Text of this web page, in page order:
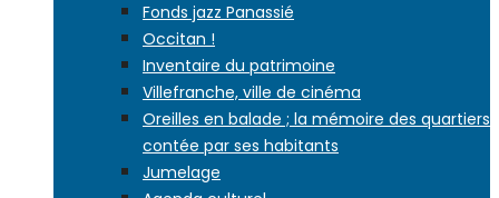
Fonds jazz Panassié
Occitan !
Inventaire du patrimoine
Villefranche, ville de cinéma
Oreilles en balade ; la mémoire des quartiers
contée par ses habitants
Jumelage